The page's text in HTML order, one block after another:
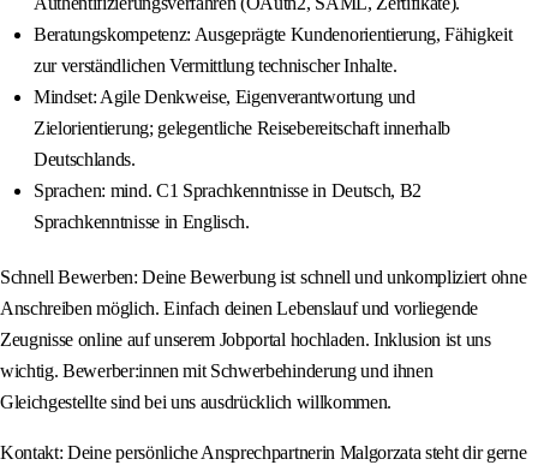
Beratungskompetenz: Ausgeprägte Kundenorientierung, Fähigkeit
zur verständlichen Vermittlung technischer Inhalte.
Mindset: Agile Denkweise, Eigenverantwortung und
Zielorientierung; gelegentliche Reisebereitschaft innerhalb
Deutschlands.
Sprachen: mind. C1 Sprachkenntnisse in Deutsch, B2
Sprachkenntnisse in Englisch.
Schnell Bewerben: Deine Bewerbung ist schnell und unkompliziert ohne
Anschreiben möglich. Einfach deinen Lebenslauf und vorliegende
Zeugnisse online auf unserem Jobportal hochladen. Inklusion ist uns
wichtig. Bewerber:innen mit Schwerbehinderung und ihnen
Gleichgestellte sind bei uns ausdrücklich willkommen.
Kontakt: Deine persönliche Ansprechpartnerin Malgorzata steht dir gerne